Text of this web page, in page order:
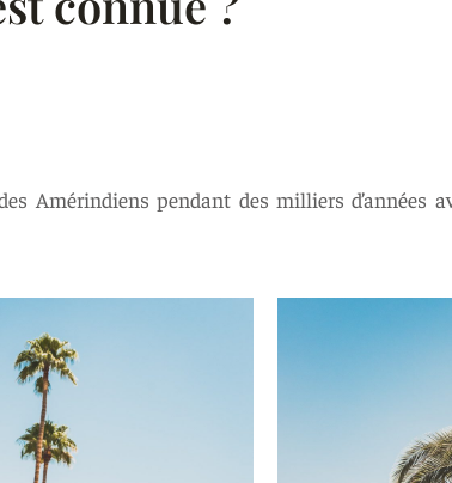
Amérindiens pendant des milliers d’années